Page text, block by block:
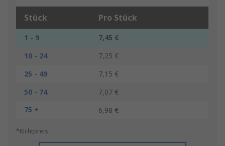
Stück Pro Stück
1 - 9
7,45 €
10 - 24
7,25 €
25 - 49
7,15 €
50 - 74
7,07 €
75 +
6,98 €
*Richtpreis